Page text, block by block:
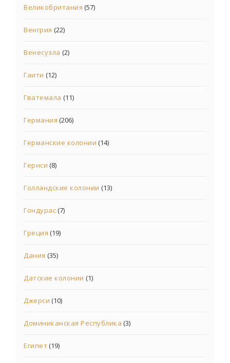
Великобритания (57)
Венгрия (22)
Венесуэла (2)
Гаити (12)
Гватемала (11)
Германия (206)
Германские колонии (14)
Гернси (8)
Голландские колонии (13)
Гондурас(7)
Греция (19)
Дания (35)
Датские колонии (1)
Джерси (10)
Доминиканская Республика (3)
Египет(19)